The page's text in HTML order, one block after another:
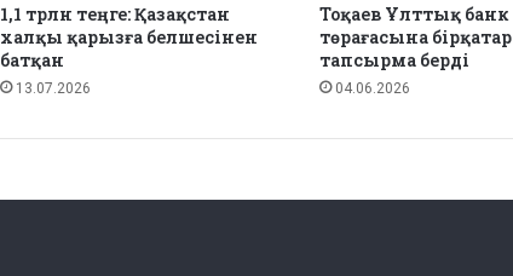
1,1 трлн теңге: Қазақстан
халқы қарызға белшесінен
батқан
13.07.2026
Тоқаев Ұлттық банк
төрағасына бірқатар
тапсырма берді
04.06.2026